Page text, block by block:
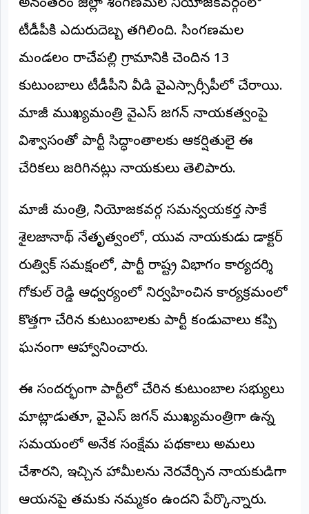
భక్తి
క్రీడలు
జాతీయం
అంతర్జాతీయం
ఆర్టీఐ
డెస్క్
DESK)
మా
రిపోర్టర్లు
రిపోర్టర్‌గా
చేరండి
లాగిన్
©
2026
NTODAY
NEWS
ప్రతి
అనంతపురం జిల్లా శింగణమల నియోజకవర్గంలో
టీడీపీకి ఎదురుదెబ్బ తగిలింది. సింగణమల
మండలం రాచేపల్లి గ్రామానికి చెందిన 13
కుటుంబాలు టీడీపీని వీడి వైఎస్సార్సీపీలో చేరాయి.
మాజీ ముఖ్యమంత్రి వైఎస్ జగన్ నాయకత్వంపై
విశ్వాసంతో పార్టీ సిద్ధాంతాలకు ఆకర్షితులై ఈ
చేరికలు జరిగినట్లు నాయకులు తెలిపారు.
మాజీ మంత్రి, నియోజకవర్గ సమన్వయకర్త సాకే
శైలజానాథ్ నేతృత్వంలో, యువ నాయకుడు డాక్టర్
రుత్విక్ సమక్షంలో, పార్టీ రాష్ట్ర విభాగం కార్యదర్శి
గోకుల్ రెడ్డి ఆధ్వర్యంలో నిర్వహించిన కార్యక్రమంలో
కొత్తగా చేరిన కుటుంబాలకు పార్టీ కండువాలు కప్పి
ఘనంగా ఆహ్వానించారు.
ఈ సందర్భంగా పార్టీలో చేరిన కుటుంబాల సభ్యులు
మాట్లాడుతూ, వైఎస్ జగన్ ముఖ్యమంత్రిగా ఉన్న
సమయంలో అనేక సంక్షేమ పథకాలు అమలు
చేశారని, ఇచ్చిన హామీలను నెరవేర్చిన నాయకుడిగా
ఆయనపై తమకు నమ్మకం ఉందని పేర్కొన్నారు.